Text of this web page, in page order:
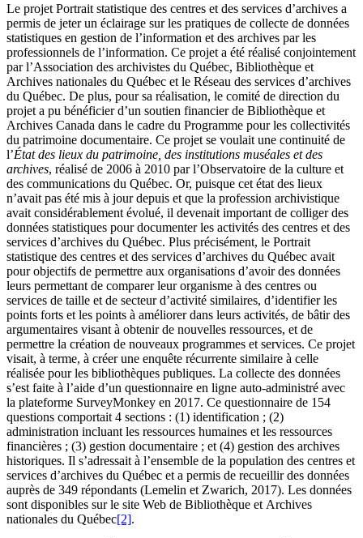
Le projet Portrait statistique des centres et des services d’archives a
permis de jeter un éclairage sur les pratiques de collecte de données
statistiques en gestion de l’information et des archives par les
professionnels de l’information. Ce projet a été réalisé conjointement
par l’Association des archivistes du Québec, Bibliothèque et
Archives nationales du Québec et le Réseau des services d’archives
du Québec. De plus, pour sa réalisation, le comité de direction du
projet a pu bénéficier d’un soutien financier de Bibliothèque et
Archives Canada dans le cadre du Programme pour les collectivités
du patrimoine documentaire. Ce projet se voulait une continuité de
l’État des lieux du patrimoine, des institutions muséales et des
archives, réalisé de 2006 à 2010 par l’Observatoire de la culture et
des communications du Québec. Or, puisque cet état des lieux
n’avait pas été mis à jour depuis et que la profession archivistique
avait considérablement évolué, il devenait important de colliger des
données statistiques pour documenter les activités des centres et des
services d’archives du Québec. Plus précisément, le Portrait
statistique des centres et des services d’archives du Québec avait
pour objectifs de permettre aux organisations d’avoir des données
leurs permettant de comparer leur organisme à des centres ou
services de taille et de secteur d’activité similaires, d’identifier les
points forts et les points à améliorer dans leurs activités, de bâtir des
argumentaires visant à obtenir de nouvelles ressources, et de
permettre la création de nouveaux programmes et services. Ce projet
visait, à terme, à créer une enquête récurrente similaire à celle
réalisée pour les bibliothèques publiques. La collecte des données
s’est faite à l’aide d’un questionnaire en ligne auto-administré avec
la plateforme SurveyMonkey en 2017. Ce questionnaire de 154
questions comportait 4 sections : (1) identification ; (2)
administration incluant les ressources humaines et les ressources
financières ; (3) gestion documentaire ; et (4) gestion des archives
historiques. Il s’adressait à l’ensemble de la population des centres et
services d’archives du Québec et a permis de recueillir des données
auprès de 349 répondants (Lemelin et Zwarich, 2017). Les données
sont disponibles sur le site Web de Bibliothèque et Archives
nationales du Québec[2].